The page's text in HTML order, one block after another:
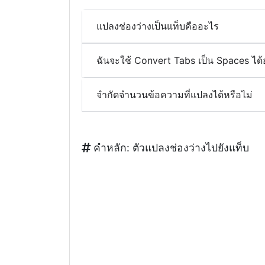
แปลงช่องว่างเป็นแท็บคืออะไร
ฉันจะใช้ Convert Tabs เป็น Spaces ได้
จำกัดจำนวนข้อความที่แปลงได้หรือไม่
คำหลัก: ตัวแปลงช่องว่างไปยังแท็บ